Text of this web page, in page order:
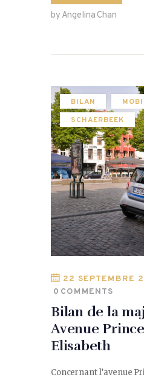
by Angelina Chan
BILAN
SCHAERBEEK
22 SEPTEMBRE
0 COMMENTS
Bilan de la
Avenue
Elisabeth
Concernant l’avenue